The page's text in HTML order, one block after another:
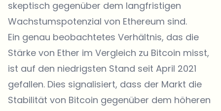
skeptisch gegenüber dem langfristigen
Wachstumspotenzial von Ethereum sind.
Ein genau beobachtetes Verhältnis, das die
Stärke von Ether im Vergleich zu Bitcoin misst,
ist auf den niedrigsten Stand seit April 2021
gefallen. Dies signalisiert, dass der Markt die
Stabilität von Bitcoin gegenüber dem höheren